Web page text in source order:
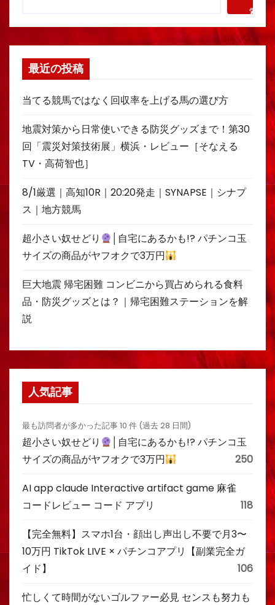
索
最近の投稿
当てる競馬ではなく回収率を上げる馬の選び方
地震対策から日常使いできる防災グッズまで！第30
回「震災対策技術展」横浜・レビュー［そなえる
TV・高荷智也］
8/1厳選｜高知10R｜20:20発走｜SYNAPSE｜シナプ
ス｜地方競馬
超小さい奴せどり
│自宅にあるかも!? パチンコ玉
サイズの商品がヤフオクで3万円
巨大地震 帰宅困難 コンビニから買占められる食料
品・防災グッズとは？｜帰宅困難ステーションを解
説
人気記事
最も訪問者が多かった記事 10 件 (過去 28 日間)
超小さい奴せどり
│自宅にあるかも!? パチンコ玉
サイズの商品がヤフオクで3万円
250
AI app claude Interactive artifact game 麻雀
コードレビュー コード アプリ
118
【完全無料】スマホ1台・顔出し声出し不要で月3〜
10万円 TikTok LIVE × パチンコアプリ【副業完全ガ
イド】
106
忙しくて時間がないゴルファー必見 センスも努力も